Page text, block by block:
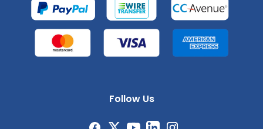
Follow Us